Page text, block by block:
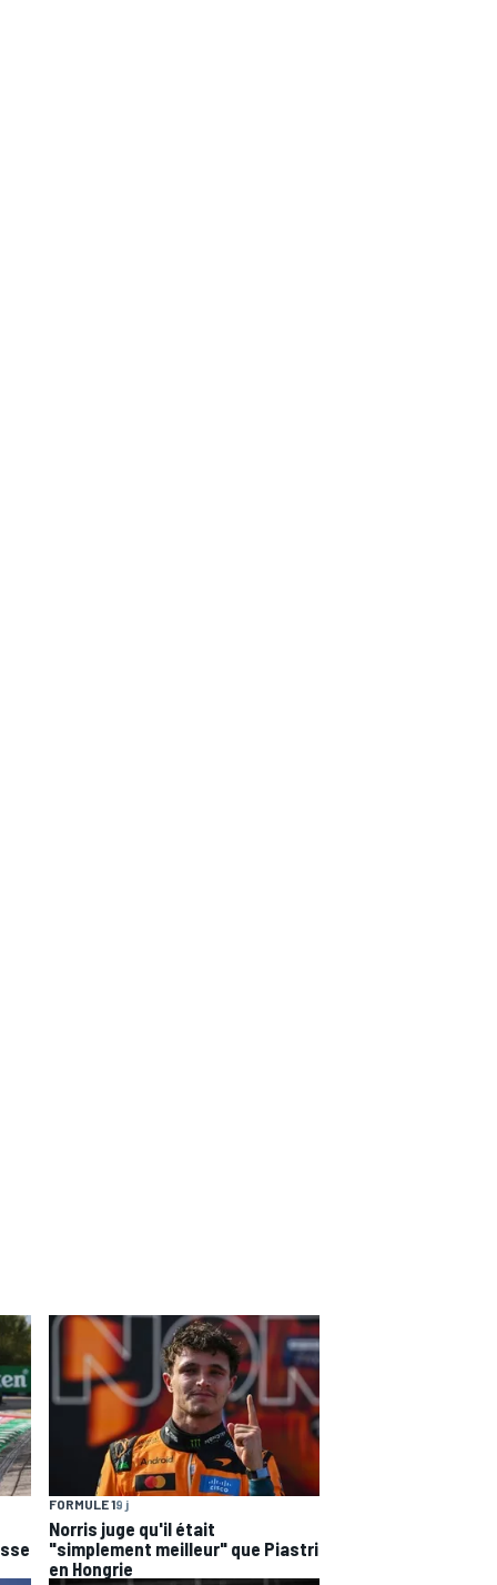
FORMULE 19 j
Norris juge qu'il était
"simplement meilleur" que Piastri
en Hongrie